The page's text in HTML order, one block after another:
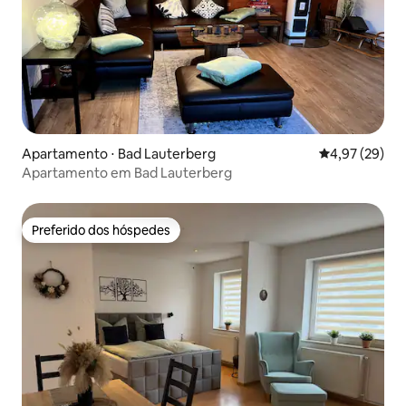
Apartamento ⋅ Bad Lauterberg 4,97 de uma
4,97 (29)
Apartamento em Bad Lauterberg
Preferido dos hóspedes
Preferido dos hóspedes